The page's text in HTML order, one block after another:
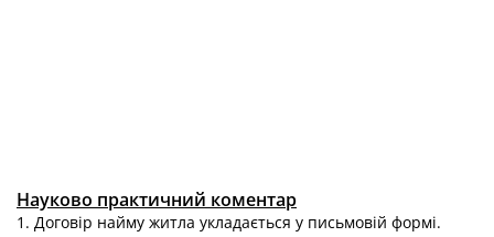
Науково практичний коментар
1. Договір найму житла укладається у письмовій формі.